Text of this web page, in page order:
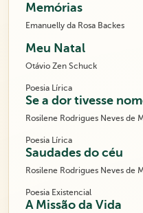
Memórias
Emanuelly da Rosa Backes
Meu Natal
Otávio Zen Schuck
Poesia Lírica
Se a dor tivesse
Rosilene Rodrigues Neves de
Poesia Lírica
Saudades do céu
Rosilene Rodrigues Neves de
Poesia Existencial
A Missão da Vida